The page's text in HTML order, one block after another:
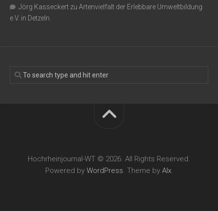
Jörg Kasseckert zu Artenvielfalt der Erlebbare Umweltbildung
e.V. in Detzeln.
Hochrheinjournal-WT © 2026. All Rights Reserved.
Powered by WordPress. Theme by Alx.